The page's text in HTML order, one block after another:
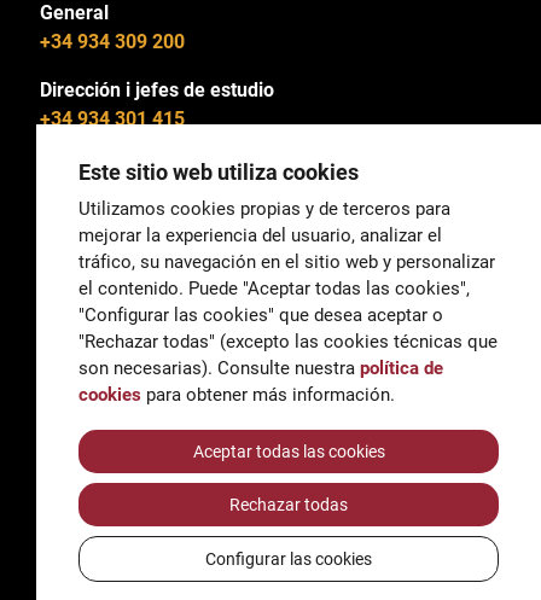
General
+34 934 309 200
Dirección i jefes de estudio
+34 934 301 415
General
correu@escoladeltreball.org
Información
informacio@escoladeltreball.org
Trámites de secretaría
AccessibilidadAviso legal y Política de Privacidad
Política de cookies
Créditos
Este sitio web utiliza cookies
Utilizamos cookies propias y de terceros para
mejorar la experiencia del usuario, analizar el
tráfico, su navegación en el sitio web y personalizar
el contenido. Puede "Aceptar todas las cookies",
"Configurar las cookies" que desea aceptar o
"Rechazar todas" (excepto las cookies técnicas que
son necesarias). Consulte nuestra política de
cookies para obtener más información.
Aceptar todas las cookies
Rechazar todas
Configurar las cookies